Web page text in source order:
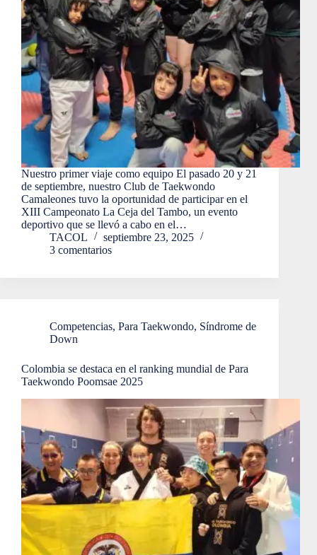
Nuestro primer viaje como equipo El pasado 20 y 21
de septiembre, nuestro Club de Taekwondo
Camaleones tuvo la oportunidad de participar en el
XIII Campeonato La Ceja del Tambo, un evento
deportivo que se llevó a cabo en el…
TACOL
septiembre 23, 2025
3 comentarios
Competencias, Para Taekwondo, Síndrome de
Down
Colombia se destaca en el ranking mundial de Para
Taekwondo Poomsae 2025